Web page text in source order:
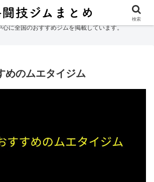
合格闘技・柔術・レスリング・キックボクシング・ボ
に全国のおすすめジムを掲載しています。
めのムエタイジム
検索